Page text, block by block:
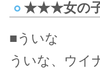
★★★女の
■ういな
ういな、ウイ